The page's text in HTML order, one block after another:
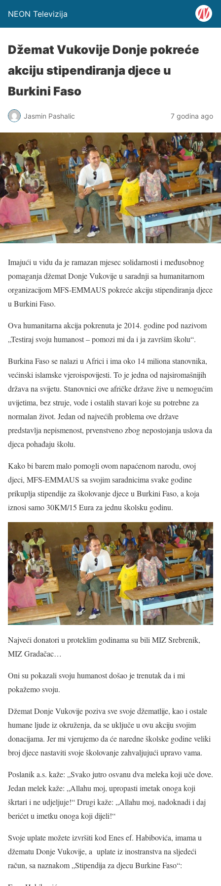
NEON Televizija
Džemat Vukovije Donje pokreće
akciju stipendiranja djece u
Burkini Faso
Jasmin Pashalic 7 godina ago
Imajući u vidu da je ramazan mjesec solidarnosti i međusobnog
pomaganja džemat Donje Vukovije u saradnji sa humanitarnom
organizacijom MFS-EMMAUS pokreće akciju stipendiranja djece
u Burkini Faso.
Ova humanitarna akcija pokrenuta je 2014. godine pod nazivom
„Testiraj svoju humanost – pomozi mi da i ja završim školu“.
Burkina Faso se nalazi u Africi i ima oko 14 miliona stanovnika,
većinski islamske vjeroispovijesti. To je jedna od najsiromašnijih
država na svijetu. Stanovnici ove afričke države žive u nemogućim
uvijetima, bez struje, vode i ostalih stavari koje su potrebne za
normalan život. Jedan od najvećih problema ove države
predstavlja nepismenost, prvenstveno zbog nepostojanja uslova da
djeca pohađaju školu.
Kako bi barem malo pomogli ovom napaćenom narodu, ovoj
djeci, MFS-EMMAUS sa svojim saradnicima svake godine
prikuplja stipendije za školovanje djece u Burkini Faso, a koja
iznosi samo 30KM/15 Eura za jednu školsku godinu.
Najveći donatori u proteklim godinama su bili MIZ Srebrenik,
MIZ Gradačac…
Oni su pokazali svoju humanost došao je trenutak da i mi
pokažemo svoju.
Džemat Donje Vukovije poziva sve svoje džematlije, kao i ostale
humane ljude iz okruženja, da se uključe u ovu akciju svojim
donacijama. Jer mi vjerujemo da će naredne školske godine veliki
broj djece nastaviti svoje školovanje zahvaljujući upravo vama.
Poslanik a.s. kaže: „Svako jutro osvanu dva meleka koji uče dove.
Jedan melek kaže: „Allahu moj, upropasti imetak onoga koji
škrtari i ne udjeljuje!“ Drugi kaže: „Allahu moj, nadoknadi i daj
berićet u imetku onoga koji dijeli!“
Svoje uplate možete izvršiti kod Enes ef. Habibovića, imama u
džematu Donje Vukovije, a uplate iz inostranstva na sljedeći
račun, sa naznakom „Stipendija za djecu Burkine Faso“: